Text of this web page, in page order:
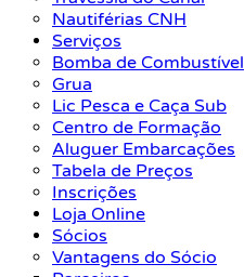
Nautiférias CNH
Serviços
Bomba de Combustível
Grua
Lic Pesca e Caça Sub
Centro de Formação
Aluguer Embarcações
Tabela de Preços
Inscrições
Loja Online
Sócios
Vantagens do Sócio